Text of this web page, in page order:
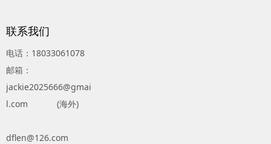
联系我们
电话：18033061078
邮箱：
jackie2025666@gmai
l.com (海外)
dflen@126.com